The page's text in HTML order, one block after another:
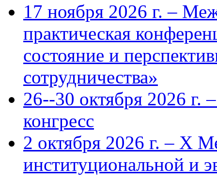
17 ноября 2026 г. –
практическая
состояние и
сотрудничества»
26--30 октября 2026 г.
конгресс
2 октября 2026 г. – X
институциональной и